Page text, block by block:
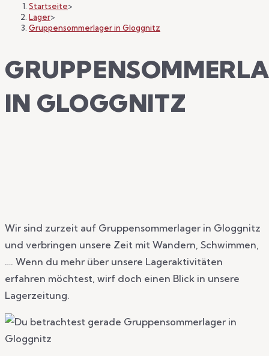
Startseite>
Lager>
Gruppensommerlager in Gloggnitz
IN GLOGGNITZ
Wir sind zurzeit auf Gruppensommerlager in Gloggnitz
und verbringen unsere Zeit mit Wandern, Schwimmen,
…. Wenn du mehr über unsere Lageraktivitäten
erfahren möchtest, wirf doch einen Blick in unsere
Lagerzeitung.